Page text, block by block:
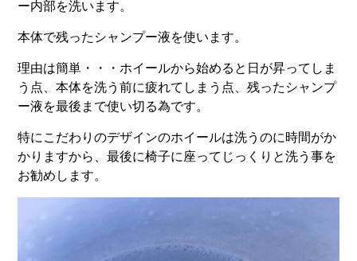
ー内部を洗います。
本体で残ったシャンプー液を使います。
理由は簡単・・・ホイールから始めると日が昇ってしま
う点、本体を洗う前に疲れてしまう点、残ったシャンプ
ー液を最後まで使い切る為です。
特にこだわりのデザインのホイールは洗うのに時間がか
かりますから、最後に椅子に座ってじっくりと洗う事を
お勧めします。